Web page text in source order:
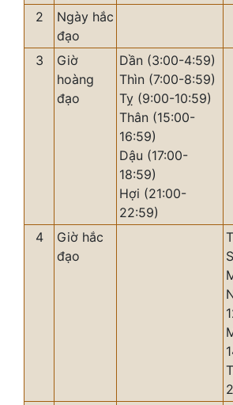
2
Ngày hắc
đạo
3
Giờ
hoàng
đạo
Dần (3:00-4:59)
Thìn (7:00-8:59)
Tỵ (9:00-10:59)
Thân (15:00-
16:59)
Dậu (17:00-
18:59)
Hợi (21:00-
22:59)
4
Giờ hắc
đạo